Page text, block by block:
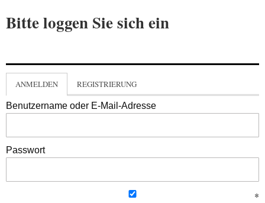
Bitte loggen Sie sich ein
ANMELDEN REGISTRIERUNG
Benutzername oder E-Mail-Adresse
Passwort